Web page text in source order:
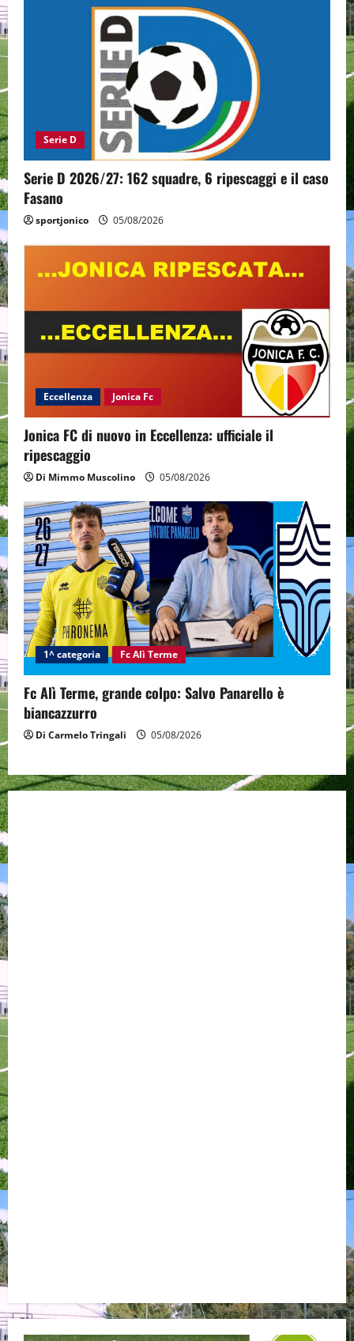
Serie D
Serie D 2026/27: 162 squadre, 6 ripescaggi e il caso
Fasano
sportjonico 05/08/2026
Eccellenza Jonica Fc
Jonica FC di nuovo in Eccellenza: ufficiale il
ripescaggio
Di Mimmo Muscolino 05/08/2026
1^ categoria Fc Alì Terme
Fc Alì Terme, grande colpo: Salvo Panarello è
biancazzurro
Di Carmelo Tringali 05/08/2026